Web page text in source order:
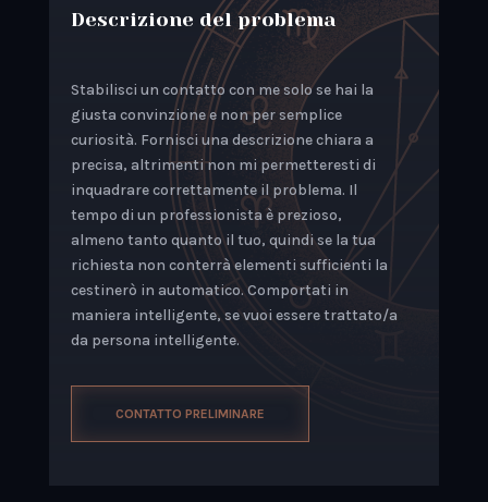
Descrizione del problema
Stabilisci un contatto con me solo se hai la
giusta convinzione e non per semplice
curiosità. Fornisci una descrizione chiara a
precisa, altrimenti non mi permetteresti di
inquadrare correttamente il problema. Il
tempo di un professionista è prezioso,
almeno tanto quanto il tuo, quindi se la tua
richiesta non conterrà elementi sufficienti la
cestinerò in automatico. Comportati in
maniera intelligente, se vuoi essere trattato/a
da persona intelligente.
CONTATTO PRELIMINARE